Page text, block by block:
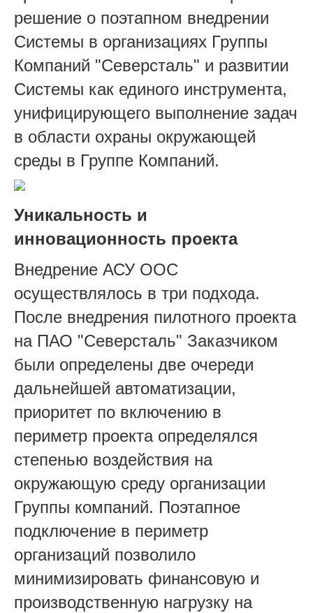
решение о поэтапном внедрении
Системы в организациях Группы
Компаний "Северсталь" и развитии
Системы как единого инструмента,
унифицирующего выполнение задач
в области охраны окружающей
среды в Группе Компаний.
Уникальность и
инновационность проекта
Внедрение АСУ ООС
осуществлялось в три подхода.
После внедрения пилотного проекта
на ПАО "Северсталь" Заказчиком
были определены две очереди
дальнейшей автоматизации,
приоритет по включению в
периметр проекта определялся
степенью воздействия на
окружающую среду организации
Группы компаний. Поэтапное
подключение в периметр
организаций позволило
минимизировать финансовую и
производственную нагрузку на